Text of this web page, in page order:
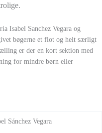
Isabel Sanchez Vegara og
bøgerne et flot og helt særligt
er der en kort sektion med
for mindre børn eller
Sánchez Vegara